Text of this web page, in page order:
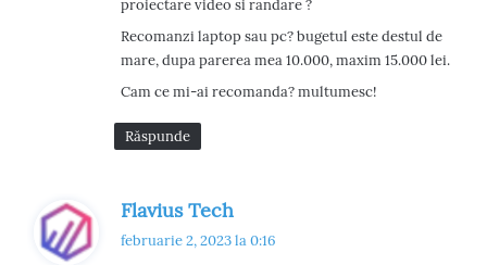
:
proiectare video si randare ?
Recomanzi laptop sau pc? bugetul este destul de
mare, dupa parerea mea 10.000, maxim 15.000 lei.
Cam ce mi-ai recomanda? multumesc!
Răspunde
Flavius Tech
p
februarie 2, 2023 la 0:16